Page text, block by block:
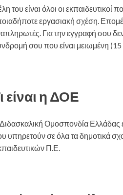
του είναι όλοι οι
εργασιακή σχέση.
Για την εγγραφή σου
σου που είναι μειωμένη (15
είναι η ΔΟΕ
Ομοσπονδία Ελλάδας
υπηρετούν σε όλα τα δημοτικά
Π.Ε.